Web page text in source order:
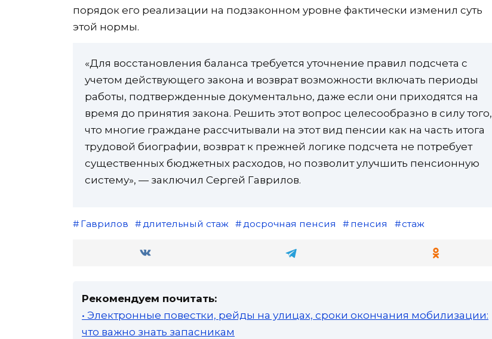
порядок его реализации на подзаконном уровне фактически изменил суть
этой нормы.
«Для восстановления баланса требуется уточнение правил подсчета с
учетом действующего закона и возврат возможности включать периоды
работы, подтвержденные документально, даже если они приходятся на
время до принятия закона. Решить этот вопрос целесообразно в силу того,
что многие граждане рассчитывали на этот вид пенсии как на часть итога
трудовой биографии, возврат к прежней логике подсчета не потребует
существенных бюджетных расходов, но позволит улучшить пенсионную
систему», — заключил Сергей Гаврилов.
Гаврилов длительный стаж досрочная пенсия пенсия стаж
Рекомендуем почитать:
• Электронные повестки, рейды на улицах, сроки окончания мобилизации:
что важно знать запасникам